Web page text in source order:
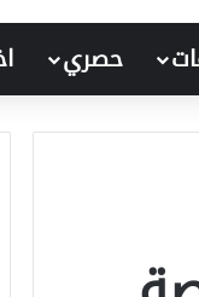
حصري